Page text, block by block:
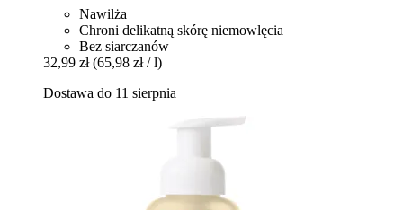
Nawilża
Chroni delikatną skórę niemowlęcia
Bez siarczanów
32,99 zł (65,98 zł / l)
Dostawa do 11 sierpnia